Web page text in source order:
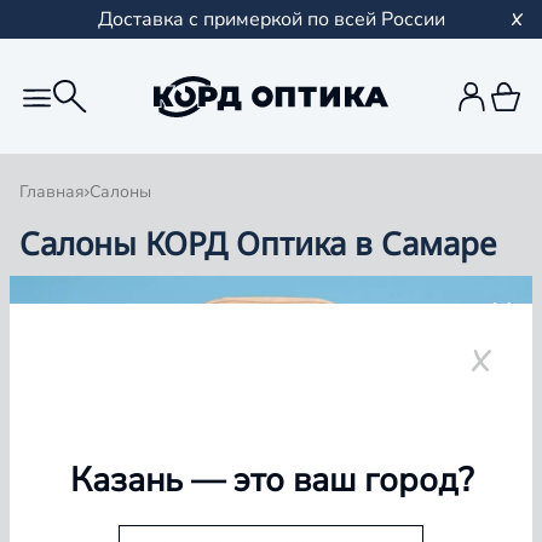
Доставка с примеркой по всей России
Главная Салоны
Салоны КОРД Оптика в Самаре
Группа компаний «Корд Оптика» - это более 100
Казань— это ваш город?